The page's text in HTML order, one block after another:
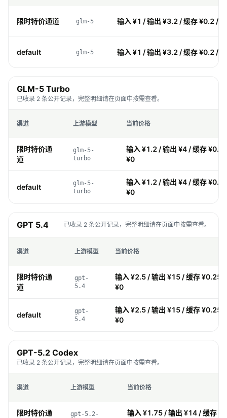
限时特价通道 glm-5 输入 ¥1 / 输出 ¥3.2 / 缓存 ¥0.2 /
default glm-5 输入 ¥1 / 输出 ¥3.2 / 缓存 ¥0.2 /
GLM-5 Turbo
已收录 2 条公开记录，完整明细请在页面中按需查看。
渠道 上游模型 当前价格
限时特价通
道
glm-5-
turbo
输入 ¥1.2 / 输出 ¥4 / 缓存
¥0
default
glm-5-
turbo
输入 ¥1.2 / 输出 ¥4 / 缓存
¥0
GPT 5.4 已收录 2 条公开记录，完整明细请在页面中按需查看。
渠道 上游模型 当前价格
限时特价通
道
gpt-
5.4
输入 ¥2.5 / 输出 ¥15 / 缓存 ¥0.25 /
¥0
default
gpt-
5.4
输入 ¥2.5 / 输出 ¥15 / 缓存 ¥0.25 /
¥0
GPT-5.2 Codex
已收录 2 条公开记录，完整明细请在页面中按需查看。
渠道 上游模型 当前价格
限时特价通
gpt-5.2-
输入 ¥1.75 / 输出 ¥14 / 缓存